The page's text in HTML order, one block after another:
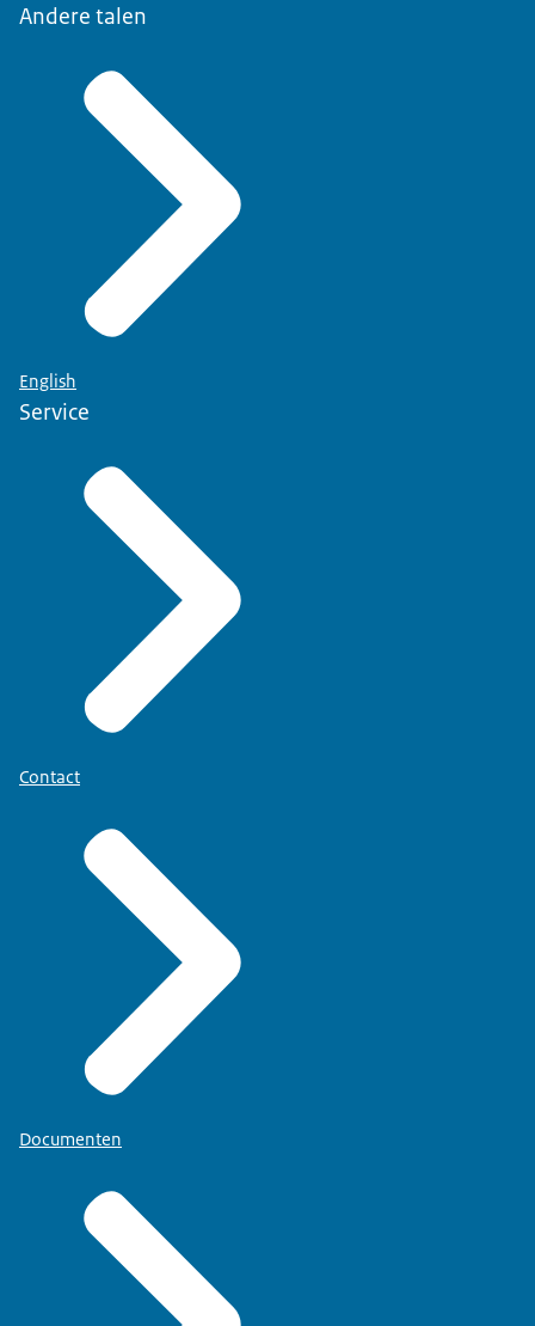
Andere talen
English
Service
Contact
Documenten